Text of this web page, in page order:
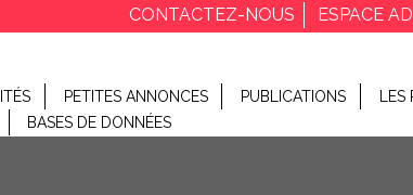
CONTACTEZ-NOUS ESPACE
PETITES ANNONCES PUBLICATIONS
BASES DE DONNÉES